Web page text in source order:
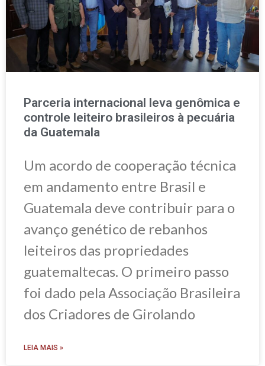
Parceria internacional leva genômica e
controle leiteiro brasileiros à pecuária
da Guatemala
Um acordo de cooperação técnica
em andamento entre Brasil e
Guatemala deve contribuir para o
avanço genético de rebanhos
leiteiros das propriedades
guatemaltecas. O primeiro passo
foi dado pela Associação Brasileira
dos Criadores de Girolando
LEIA MAIS »